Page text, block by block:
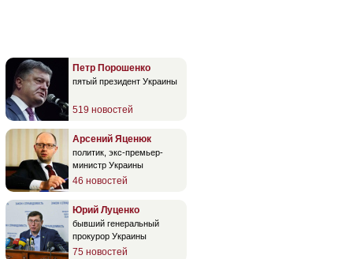
Петр Порошенко
пятый президент Украины
519 новостей
Арсений Яценюк
политик, экс-премьер-
министр Украины
46 новостей
Юрий Луценко
бывший генеральный
прокурор Украины
75 новостей